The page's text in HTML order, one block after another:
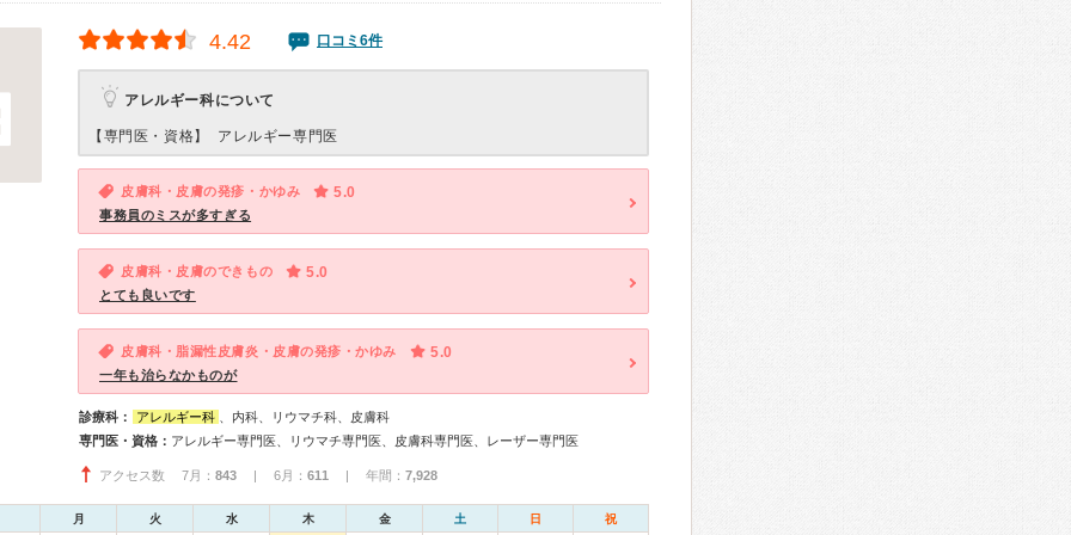
4.42 口コミ6件
アレルギー科について
【専門医・資格】 アレルギー専門医
皮膚科・皮膚の発疹・かゆみ 5.0
事務員のミスが多すぎる
皮膚科・皮膚のできもの 5.0
とても良いです
皮膚科・脂漏性皮膚炎・皮膚の発疹・かゆみ 5.0
一年も治らなかものが
診療科： アレルギー科
、内科、リウマチ科、皮膚科
専門医・資格： アレルギー専門医、リウマチ専門医、皮膚科専門医、レーザー専門医
アクセス数 7月： 843 | 6月： 611 | 年間： 7,928
月 火 水 木 金 土 日 祝